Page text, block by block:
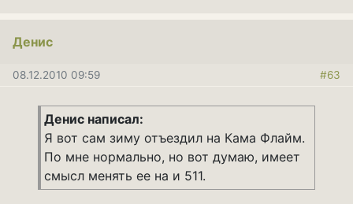
Денис
08.12.2010 09:59 #63
Денис написал:
Я вот сам зиму отъездил на Кама Флайм.
По мне нормально, но вот думаю, имеет
смысл менять ее на и 511.